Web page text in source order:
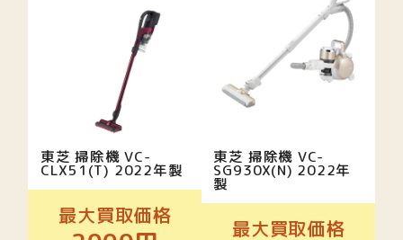
東芝 掃除機 VC-
CLX51(T) 2022年製
最大買取価格
東芝 掃除機 VC-
SG930X(N) 2022年
製
最大買取価格